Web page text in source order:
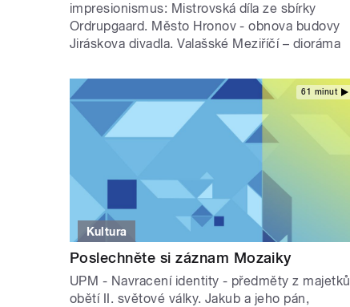
impresionismus: Mistrovská díla ze sbírky
Ordrupgaard. Město Hronov - obnova budovy
Jiráskova divadla. Valašské Meziříčí – dioráma
61 minut
Kultura
Poslechněte si záznam Mozaiky
UPM - Navracení identity - předměty z majetků
obětí II. světové války. Jakub a jeho pán,